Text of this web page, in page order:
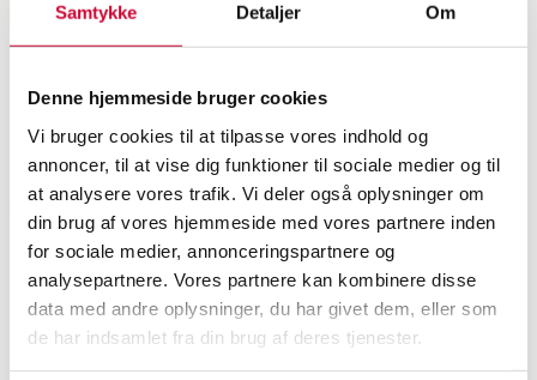
Samtykke Detaljer Om
Denne hjemmeside bruger cookies
Vi bruger cookies til at tilpasse vores indhold og
annoncer, til at vise dig funktioner til sociale medier og til
at analysere vores trafik. Vi deler også oplysninger om
din brug af vores hjemmeside med vores partnere inden
for sociale medier, annonceringspartnere og
analysepartnere. Vores partnere kan kombinere disse
data med andre oplysninger, du har givet dem, eller som
de har indsamlet fra din brug af deres tjenester.
Ronan og Erwan Bouroullec for HAY. Par Barstole - Model Balcony. I
farven 'Dark Forest'. Mål. H. 65 cm. Fremstillet af pulverlakeret stål. Kan
bruges indendørs og udendørs. Fremstår i original emballage. Modelfoto.
(2)
Informationer om auktionen
Vi afholder Design Outlet auktion i Horsens over bl.a. fotoprøver,
udstillingsmodeller og helt nye varer i original emballage.
Bemærk, at auktionen afholdes online, og at udlevering sker fra en